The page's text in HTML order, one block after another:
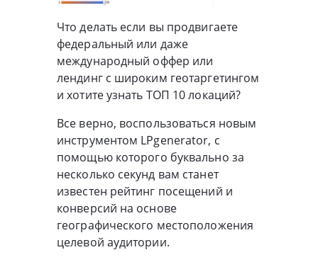
Что делать если вы продвигаете
федеральный или даже
международный оффер или
лендинг с широким геотаргетингом
и хотите узнать ТОП 10 локаций?
Все верно, воспользоваться новым
инструментом LPgenerator, с
помощью которого буквально за
несколько секунд вам станет
известен рейтинг посещений и
конверсий на основе
географического местоположения
целевой аудитории.